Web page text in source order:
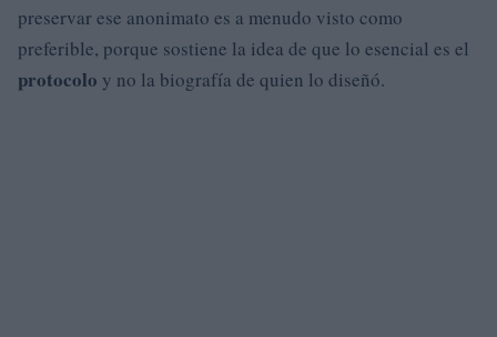
preservar ese anonimato es a menudo visto como
preferible, porque sostiene la idea de que lo esencial es el
protocolo y no la biografía de quien lo diseñó.